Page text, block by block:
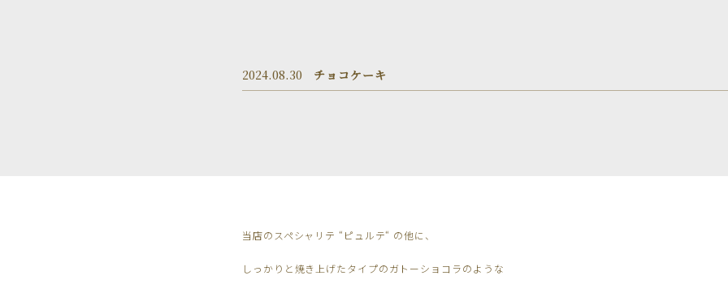
2024.08.30 チョコケーキ
当店のスペシャリテ “ピュルテ“ の他に、
しっかりと焼き上げたタイプのガトーショコラのような